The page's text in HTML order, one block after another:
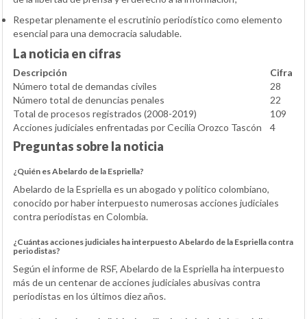
Respetar plenamente el escrutinio periodístico como elemento
esencial para una democracia saludable.
La noticia en cifras
Descripción
Cifra
Número total de demandas civiles
28
Número total de denuncias penales
22
Total de procesos registrados (2008-2019)
109
Acciones judiciales enfrentadas por Cecilia Orozco Tascón
4
Preguntas sobre la noticia
¿Quién es Abelardo de la Espriella?
Abelardo de la Espriella es un abogado y político colombiano,
conocido por haber interpuesto numerosas acciones judiciales
contra periodistas en Colombia.
¿Cuántas acciones judiciales ha interpuesto Abelardo de la Espriella contra
periodistas?
Según el informe de RSF, Abelardo de la Espriella ha interpuesto
más de un centenar de acciones judiciales abusivas contra
periodistas en los últimos diez años.